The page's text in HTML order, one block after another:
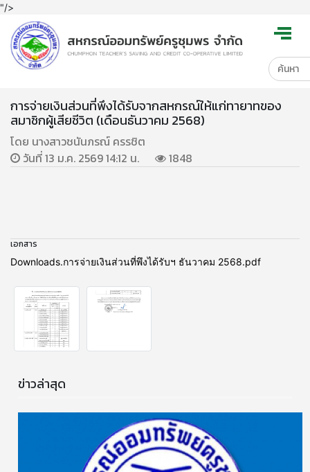
"/>
การจ่ายเงินส่วนที่พึงได้รับจากสหกรณ์ให้แก่ทายาทของ
สมาชิกผู้เสียชีวิต (เดือนธันวาคม 2568)
โดย นางสาวชนันภรณ์ ครรชิต
วันที่ 13 ม.ค. 2569 14:12 น.
1848
เอกสาร
Downloads.การจ่ายเงินส่วนที่พึงได้รับฯ ธันวาคม 2568.pdf
ข่าวล่าสุด